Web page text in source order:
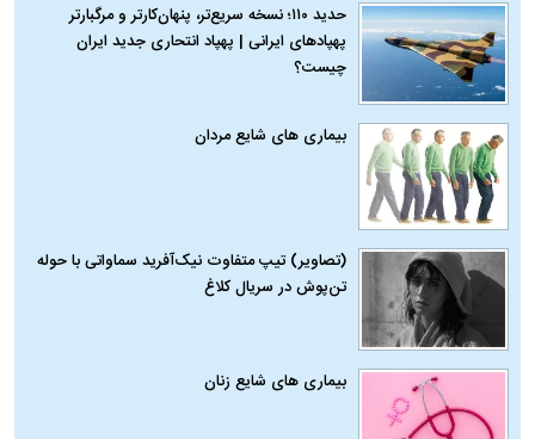
حدید ۱۱۰؛ نسخه سریع‌تر، پنهان‌کارتر و مرگبارتر
پهپادهای ایرانی | پهپاد انتحاری جدید ایران
چیست؟
بیماری‌ های شایع مردان
(تصاویر) تیپ متفاوت نیک‌آفرید سماواتی با حوله
تن‌پوش در سریال کلاغ
بیماری‌ های شایع زنان